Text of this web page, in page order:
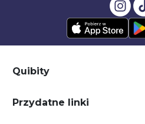
Quibity
Przydatne linki